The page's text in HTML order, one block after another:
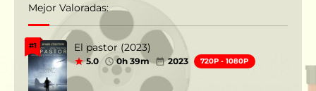
Mejor Valoradas:
#1 El pastor (2023)
5.0 0h 39m 2023 720P - 1080P